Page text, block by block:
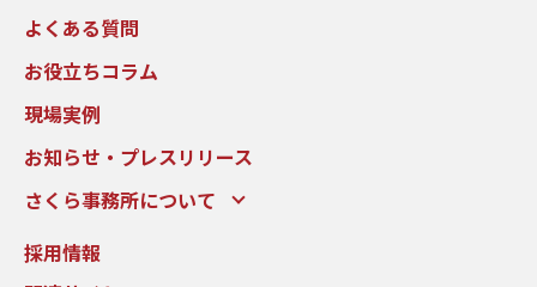
よくある質問
お役立ちコラム
現場実例
お知らせ・プレスリリース
さくら事務所について
採用情報